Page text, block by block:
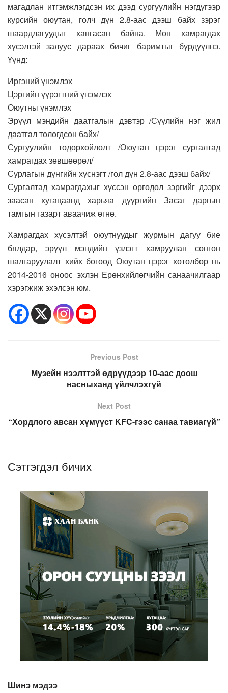
магадлан итгэмжлэгдсэн их дээд сургуулийн нэгдүгээр
курсийн оюутан, голч дүн 2.8-аас дээш байх зэрэг
шаардлагуудыг хангасан байна. Мөн хамрагдах
хүсэлтэй залуус дараах бичиг баримтыг бүрдүүлнэ.
Үүнд:
Иргэний үнэмлэх
Цэргийн үүрэгтний үнэмлэх
Оюутны үнэмлэх
Эрүүл мэндийн даатгалын дэвтэр /Сүүлийн нэг жил
даатгал төлөгдсөн байх/
Сургуулийн тодорхойлолт /Оюутан цэрэг сургалтад
хамрагдах зөвшөөрөл/
Сурлагын дүнгийн хүснэгт /гол дүн 2.8-аас дээш байх/
Сургалтад хамрагдахыг хүссэн өргөдөл зэргийг дээрх
заасан хугацаанд харьяа дүүргийн Засаг даргын
тамгын газарт аваачиж өгнө.
Хамрагдах хүсэлтэй оюутнуудыг журмын дагуу бие
бялдар, эрүүл мэндийн үзлэгт хамруулан сонгон
шалгаруулалт хийх бөгөөд Оюутан цэрэг хөтөлбөр нь
2014-2016 оноос эхлэн Ерөнхийлөгчийн санаачилгаар
хэрэгжиж эхэлсэн юм.
Previous Post
Музейн нээлттэй өдрүүдээр 10-аас доош
насныханд үйлчлэхгүй
Next Post
“Хордлого авсан хүмүүст KFC-гээс санаа тавиагүй”
Сэтгэгдэл бичих
Шинэ мэдээ